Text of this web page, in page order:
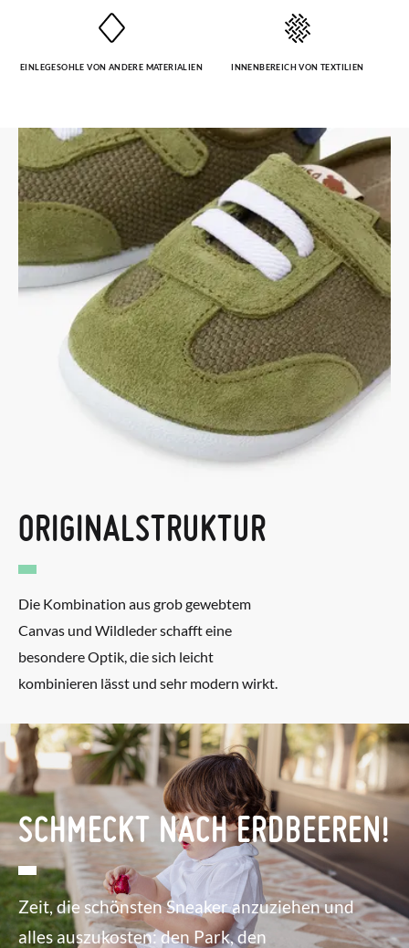
EINLEGESOHLE VON ANDERE MATERIALIEN INNENBEREICH VON TEXTILIEN
ORIGINALSTRUKTUR
Die Kombination aus grob gewebtem
Canvas und Wildleder schafft eine
besondere Optik, die sich leicht
kombinieren lässt und sehr modern wirkt.
SCHMECKT NACH ERDBEEREN!
Zeit, die schönsten Sneaker anzuziehen und
alles auszukosten: den Park, den